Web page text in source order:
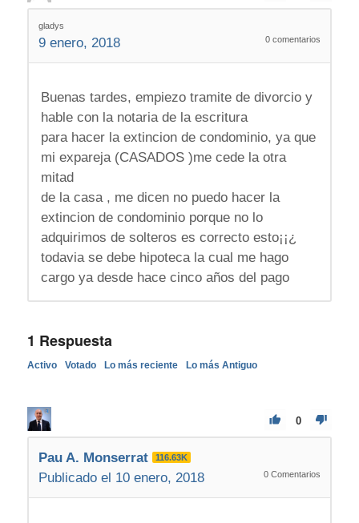
gladys
9 enero, 2018 0 comentarios
Buenas tardes, empiezo tramite de divorcio y
hable con la notaria de la escritura
para hacer la extincion de condominio, ya que
mi expareja (CASADOS )me cede la otra
mitad
de la casa , me dicen no puedo hacer la
extincion de condominio porque no lo
adquirimos de solteros es correcto esto¡¡¿
todavia se debe hipoteca la cual me hago
cargo ya desde hace cinco años del pago
1 Respuesta
Activo Votado Lo más reciente Lo más Antiguo
0
Pau A. Monserrat 116.63K
Publicado el 10 enero, 2018 0 Comentarios